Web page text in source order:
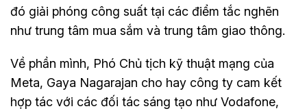
đó giải phóng công suất tại các điểm tắc nghẽn
như trung tâm mua sắm và trung tâm giao thông.
Về phần mình, Phó Chủ tịch kỹ thuật mạng của
Meta, Gaya Nagarajan cho hay công ty cam kết
hợp tác với các đối tác sáng tạo như Vodafone,